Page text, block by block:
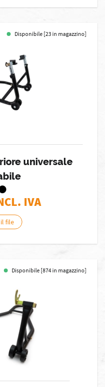
Disponibile [23 in magazzino]
universale
IVA
file
Disponibile [874 in magazzino]